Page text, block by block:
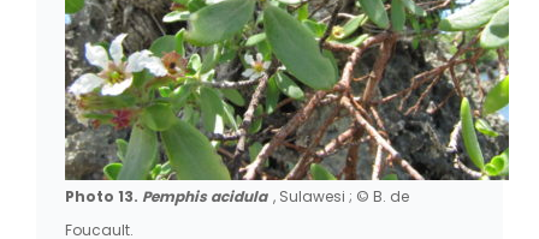
Photo 13. Pemphis acidula , Sulawesi ; © B. de
Foucault.